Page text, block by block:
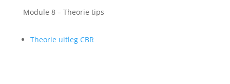
Module 8 – Theorie tips
Theorie uitleg CBR